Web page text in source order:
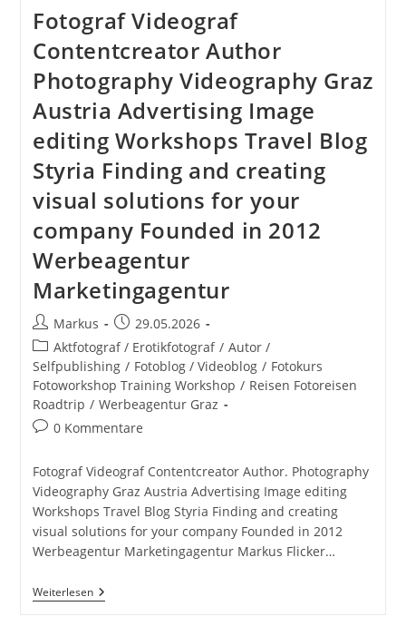
Werbeagentur
Marketingagentur
Fotograf Videograf
Contentcreator Author
Photography Videography Graz
Austria Advertising Image
editing Workshops Travel Blog
Styria Finding and creating
visual solutions for your
company Founded in 2012
Werbeagentur
Marketingagentur
Beitrags-
Autor:
Markus
Beitrag
veröffentlicht:
29.05.2026
Beitrags-
Kategorie:
Aktfotograf / Erotikfotograf / Autor /
Selfpublishing / Fotoblog / Videoblog / Fotokurs
Fotoworkshop Training Workshop / Reisen Fotoreisen
Roadtrip / Werbeagentur Graz
Beitrags-
0 Kommentare
Fotograf Videograf Contentcreator Author. Photography
Videography Graz Austria Advertising Image editing
Workshops Travel Blog Styria Finding and creating
visual solutions for your company Founded in 2012
Werbeagentur Marketingagentur Markus Flicker…
WeiterlesenFotograf
Videograf